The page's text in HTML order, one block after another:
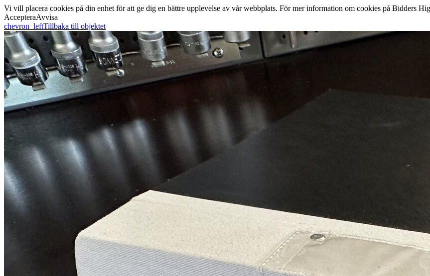
Vi vill placera cookies på din enhet för att ge dig en bättre upplevelse av vår webbplats. För mer information om cookies på Bidders
AccepteraAvvisa
chevron_leftTillbaka till objektet